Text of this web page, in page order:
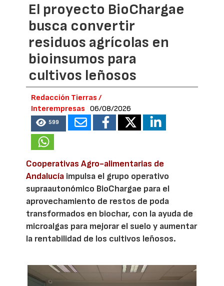
El proyecto BioChargae
busca convertir
residuos agrícolas en
bioinsumos para
cultivos leñosos
Redacción Tierras /
Interempresas
06/08/2026
599
Cooperativas Agro-alimentarias de
Andalucía impulsa el grupo operativo
supraautonómico BioChargae para el
aprovechamiento de restos de poda
transformados en biochar, con la ayuda de
microalgas para mejorar el suelo y aumentar
la rentabilidad de los cultivos leñosos.